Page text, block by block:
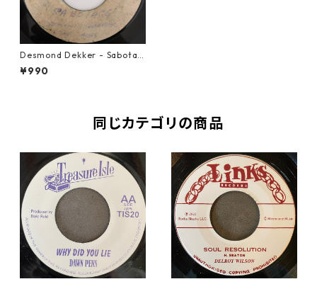
Desmond Dekker ‎- Sabotag
e【7-20481】
¥990
同じカテゴリの商品